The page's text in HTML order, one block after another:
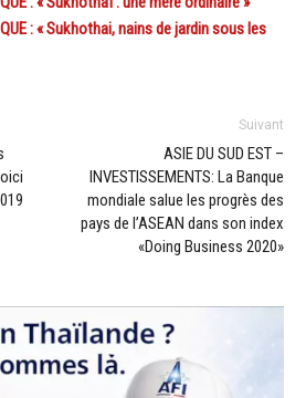
: « Sukhothai, nains de jardin sous les
Suivant
ASIE DU SUD EST –
INVESTISSEMENTS: La Banque
mondiale salue les progrès des
pays de l’ASEAN dans son index
«Doing Business 2020»